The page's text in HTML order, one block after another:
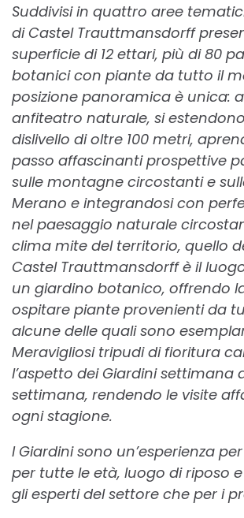
Suddivisi in quattro aree
di Castel Trauttmansdorff
superficie di 12 ettari, più di 80
botanici con piante da tutto il
posizione panoramica è unica:
anfiteatro naturale, si
dislivello di oltre 100 metri,
passo affascinanti prospettive
sulle montagne circostanti e
Merano e integrandosi con
nel paesaggio naturale
clima mite del territorio, quello
Castel Trauttmansdorff è il
un giardino botanico, offrendo
ospitare piante provenienti da
alcune delle quali sono
Meravigliosi tripudi di fioritura
l’aspetto dei Giardini settimana
settimana, rendendo le visite
ogni stagione.
I Giardini sono un’esperienza
per tutte le età, luogo di riposo
gli esperti del settore che per i